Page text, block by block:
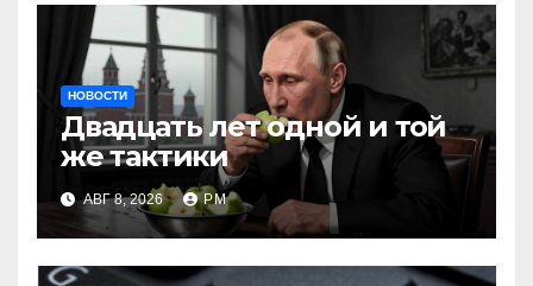
НОВОСТИ
Двадцать лет одной и той
же тактики
АВГ 8, 2026 РМ